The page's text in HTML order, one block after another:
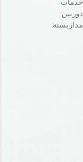
خدمات
دوربین
مداربسته